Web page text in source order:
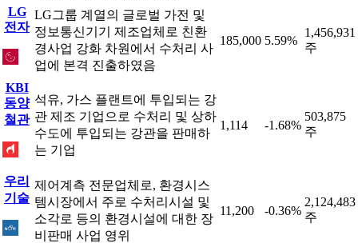
LG
전자
LG그룹 계열의 글로벌 가전 및
정보통신기기 제조업체로 친환
경사업 강화 차원에서 수처리 사
업에 본격 진출하였음
185,000 5.59%
1,456,931
주
KBI
동양
철관
석유, 가스 플랜트에 투입되는 강
관 제조 기업으로 수처리 및 상하
수도에 투입되는 강관을 판매하
는 기업
1,114 -1.68%
503,875
주
우리
기술
제어계측 전문업체로, 환경시스
템시장에서 주로 수처리시설 및
소각로 등의 환경시설에 대한 장
비판매 사업 영위
11,200 -0.36%
2,124,483
주